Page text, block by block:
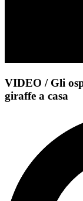
VIDEO / Gli
giraffe a casa